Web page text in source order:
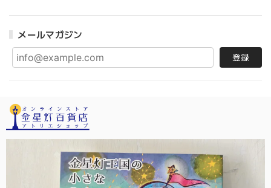
メールマガジン
登録